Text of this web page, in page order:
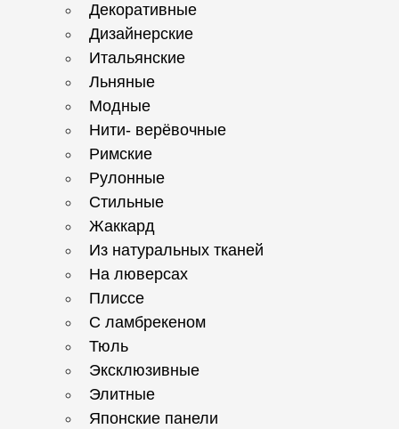
Декоративные
Дизайнерские
Итальянские
Льняные
Модные
Нити- верёвочные
Римские
Рулонные
Стильные
Жаккард
Из натуральных тканей
На люверсах
Плиссе
С ламбрекеном
Тюль
Эксклюзивные
Элитные
Японские панели